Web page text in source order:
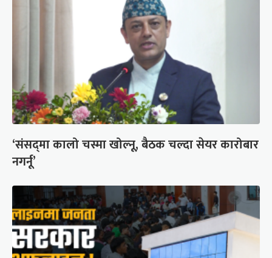
‘संसद्‍मा कालो चस्मा खोल्नू, बैठक चल्दा सेयर कारोबार
नगर्नू’